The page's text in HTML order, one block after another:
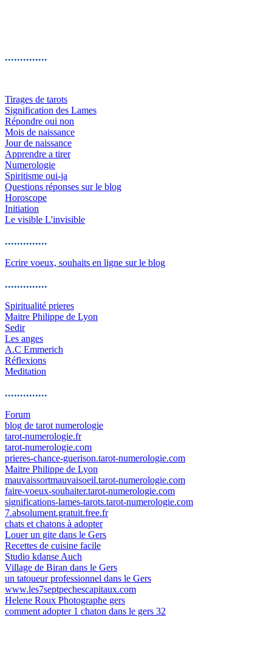
..............
Tirages de tarots
Signification des Lames
Répondre oui non
Mois de naissance
Jour de naissance
Apprendre a tirer
Numerologie
Spiritisme oui-ja
Questions réponses sur le blog
Horoscope
Initiation
Le visible L'invisible
..............
Ecrire voeux, souhaits en ligne sur le blog
..............
Spiritualité prieres
Maitre Philippe de Lyon
Sedir
Les anges
A.C Emmerich
Réflexions
Meditation
..............
Forum
blog de tarot numerologie
tarot-numerologie.fr
tarot-numerologie.com
prieres-chance-guerison.tarot-numerologie.com
Maitre Philippe de Lyon
mauvaissortmauvaisoeil.tarot-numerologie.com
faire-voeux-souhaiter.tarot-numerologie.com
significations-lames-tarots.tarot-numerologie.com
7.absolument.gratuit.free.fr
chats et chatons à adopter
Louer un gite dans le Gers
Recettes de cuisine facile
Studio kdanse Auch
Village de Biran dans le Gers
un tatoueur professionnel dans le Gers
www.les7septpechescapitaux.com
Helene Roux Photographe gers
comment adopter 1 chaton dans le gers 32